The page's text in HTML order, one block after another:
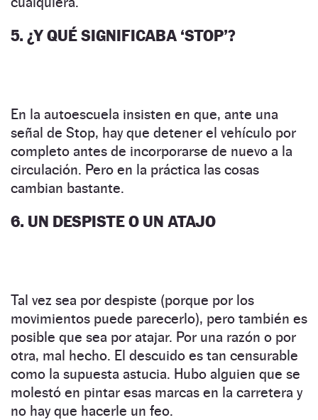
5. ¿Y QUÉ SIGNIFICABA ‘STOP’?
En la autoescuela insisten en que, ante una
señal de Stop, hay que detener el vehículo por
completo antes de incorporarse de nuevo a la
circulación. Pero en la práctica las cosas
cambian bastante.
6. UN DESPISTE O UN ATAJO
Tal vez sea por despiste (porque por los
movimientos puede parecerlo), pero también es
posible que sea por atajar. Por una razón o por
otra, mal hecho. El descuido es tan censurable
como la supuesta astucia. Hubo alguien que se
molestó en pintar esas marcas en la carretera y
no hay que hacerle un feo.